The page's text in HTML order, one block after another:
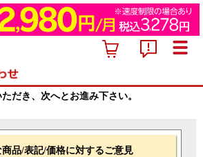
だき、次へとお進み下さい。
品/表記/価格に対するご意見